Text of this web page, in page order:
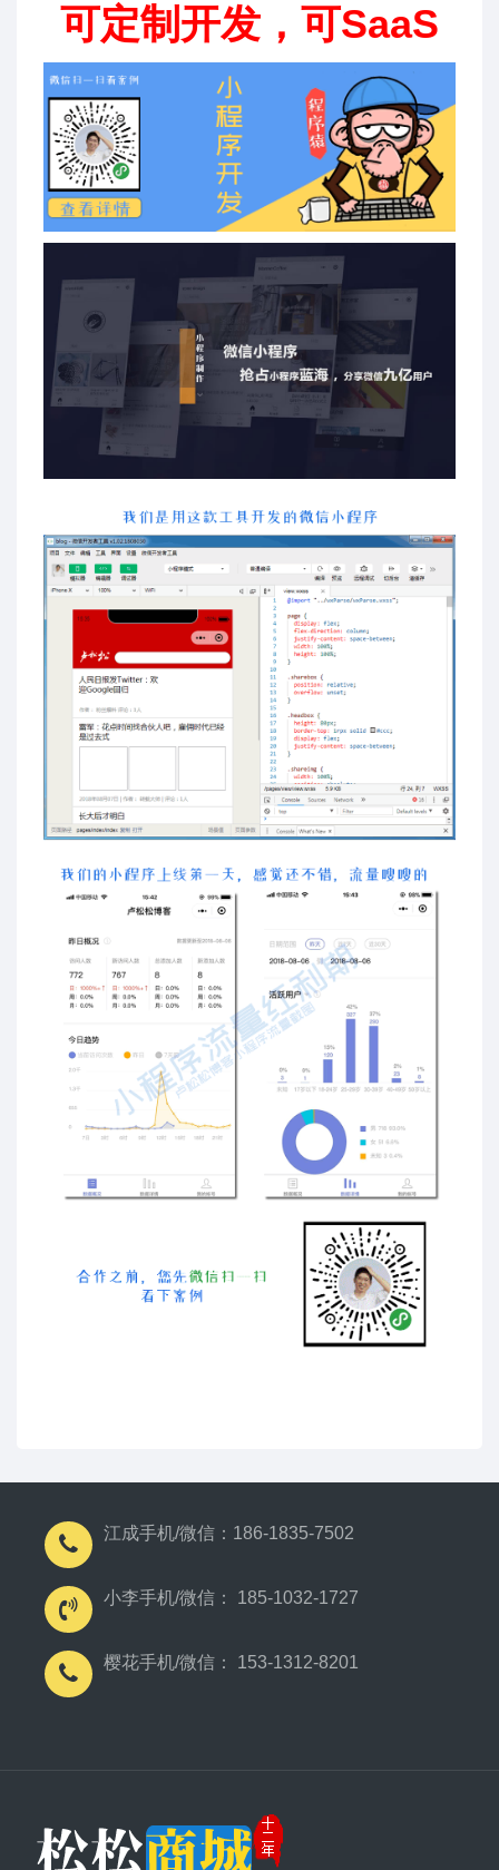
可定制开发，可SaaS
江成手机/微信：186-1835-7502
小李手机/微信： 185-1032-1727
樱花手机/微信： 153-1312-8201